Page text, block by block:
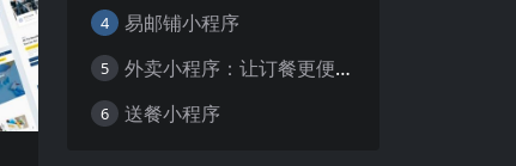
4 易邮铺小程序
5 外卖小程序：让订餐更便捷，吃货的福音
6 送餐小程序